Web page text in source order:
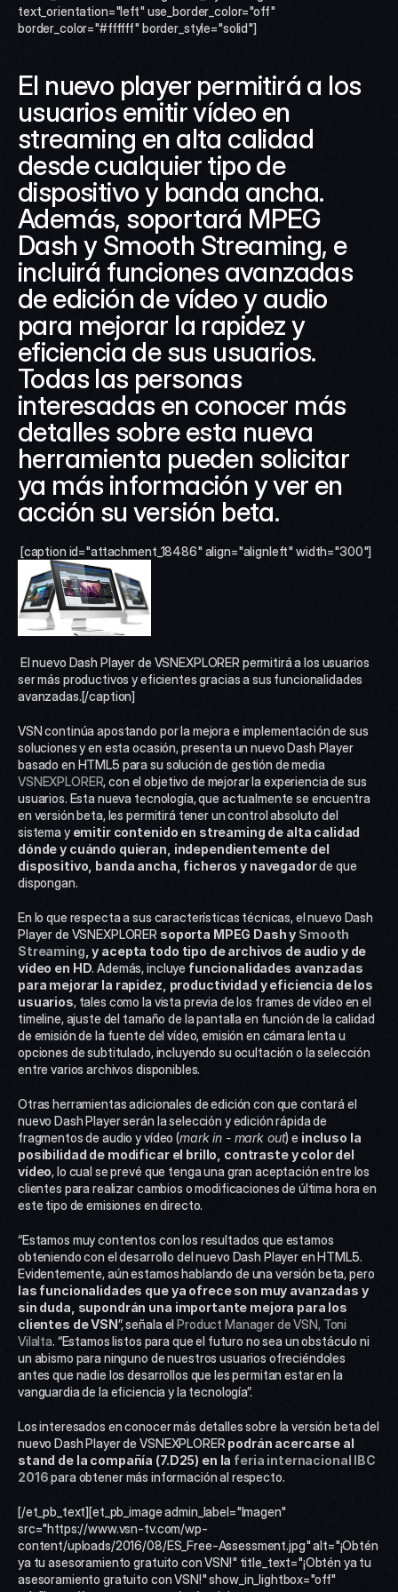
text_orientation="left" use_border_color="off"
border_color="#ffffff" border_style="solid"]
El nuevo player permitirá a los
usuarios emitir vídeo en
streaming en alta calidad
desde cualquier tipo de
dispositivo y banda ancha.
Además, soportará MPEG
Dash y Smooth Streaming, e
incluirá funciones avanzadas
de edición de vídeo y audio
para mejorar la rapidez y
eficiencia de sus usuarios.
Todas las personas
interesadas en conocer más
detalles sobre esta nueva
herramienta pueden solicitar
ya más información y ver en
acción su versión beta.
[caption id="attachment_18486" align="alignleft" width="300"]
ser más productivos y eficientes gracias a sus funcionalidades
avanzadas.[/caption]
VSN continúa apostando por la mejora e implementación de sus
soluciones y en esta ocasión, presenta un nuevo Dash Player
basado en HTML5 para su solución de gestión de media
VSNEXPLORER, con el objetivo de mejorar la experiencia de sus
usuarios. Esta nueva tecnología, que actualmente se encuentra
en versión beta, les permitirá tener un control absoluto del
sistema y emitir contenido en streaming de alta calidad
dónde y cuándo quieran, independientemente del
dispositivo, banda ancha, ficheros y navegador de que
dispongan.
En lo que respecta a sus características técnicas, el nuevo Dash
Player de VSNEXPLORER soporta MPEG Dash y Smooth
Streaming , y acepta todo tipo de archivos de audio y de
vídeo en HD. Además, incluye funcionalidades avanzadas
para mejorar la rapidez, productividad y eficiencia de los
usuarios, tales como la vista previa de los frames de vídeo en el
timeline, ajuste del tamaño de la pantalla en función de la calidad
de emisión de la fuente del vídeo, emisión en cámara lenta u
opciones de subtitulado, incluyendo su ocultación o la selección
entre varios archivos disponibles.
Otras herramientas adicionales de edición con que contará el
nuevo Dash Player serán la selección y edición rápida de
fragmentos de audio y vídeo (mark in - mark out) e incluso la
posibilidad de modificar el brillo, contraste y color del
vídeo, lo cual se prevé que tenga una gran aceptación entre los
clientes para realizar cambios o modificaciones de última hora en
este tipo de emisiones en directo.
“Estamos muy contentos con los resultados que estamos
obteniendo con el desarrollo del nuevo Dash Player en HTML5.
las funcionalidades que ya ofrece son muy avanzadas y
sin duda, supondrán una importante mejora para los
clientes de VSN”, señala el Product Manager de VSN, Toni
Vilalta. “Estamos listos para que el futuro no sea un obstáculo ni
un abismo para ninguno de nuestros usuarios ofreciéndoles
antes que nadie los desarrollos que les permitan estar en la
vanguardia de la eficiencia y la tecnología”.
Los interesados en conocer más detalles sobre la versión beta del
nuevo Dash Player de VSNEXPLORER podrán acercarse al
stand de la compañía (7.D25) en la feria internacional IBC
2016para obtener más información al respecto.
[/et_pb_text][et_pb_image admin_label="Imagen"
src="https://www.vsn-tv.com/wp-
content/uploads/2016/08/ES_Free-Assessment.jpg" alt="¡Obtén
ya tu asesoramiento gratuito con VSN!" title_text="¡Obtén ya tu
asesoramiento gratuito con VSN!" show_in_lightbox="off"